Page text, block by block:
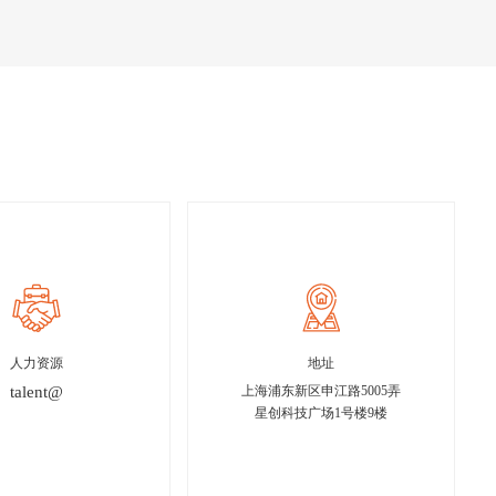
人力资源
talent@
地址
上海浦东新区申江路5005弄
星创科技广场1号楼9楼